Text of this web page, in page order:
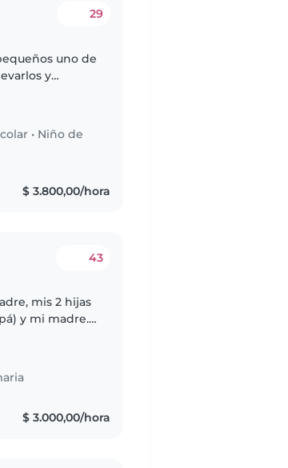
29
uno de
y
• Niño de
$ 3.800,00/hora
43
mis 2 hijas
y mi madre.
$ 3.000,00/hora